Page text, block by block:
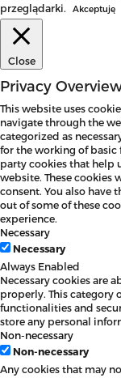
przeglądarki.
Akceptuję
Close
Privacy
This website uses
navigate through the
categorized as
for the working of basic
party cookies that help
website. These
consent. You also have
out of some of these
experience.
Necessary
Necessary
Always Enabled
Necessary cookies are
properly. This category
functionalities and
store any personal
Non-necessary
Non-necessary
Any cookies that may